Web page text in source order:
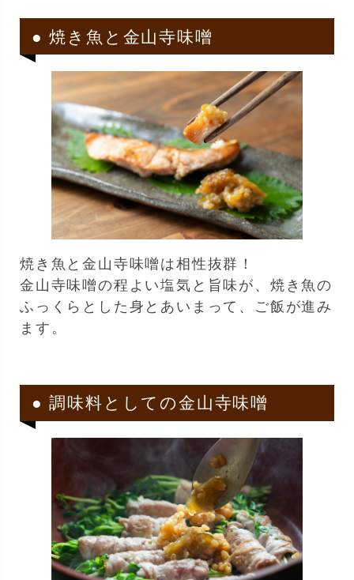
● 焼き魚と金山寺味噌
焼き魚と金山寺味噌は相性抜群！
金山寺味噌の程よい塩気と旨味が、焼き魚の
ふっくらとした身とあいまって、ご飯が進み
ます。
● 調味料としての金山寺味噌